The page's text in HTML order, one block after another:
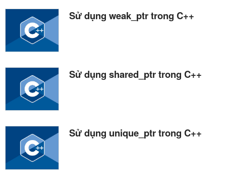
Sử dụng weak_ptr trong C++
Sử dụng shared_ptr trong C++
Sử dụng unique_ptr trong C++